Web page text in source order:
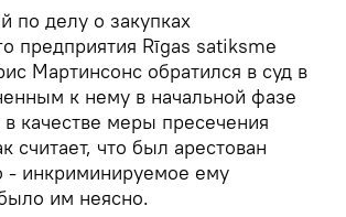
по делу о закупках
предприятия Rīgas satiksme
Мартинсонс обратился в суд в
к нему в начальной фазе
в качестве меры пресечения
считает, что был арестован
- инкриминируемое ему
им неясно.